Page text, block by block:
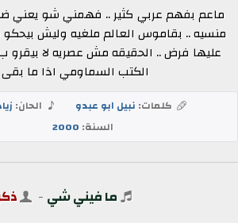
ماعم بفهم عربي كثير .. فهمني شو يعني
منسيه .. بقاموس العالم ملغيه وليش بيحكو
عليها فرض .. الحقيقه مش عصريه لا بيقرو
الكتب السماومي اذا ما بقى
كلمات: نبيل ابو عبدو الحان:
السنة: 2000
ما فيني شي -